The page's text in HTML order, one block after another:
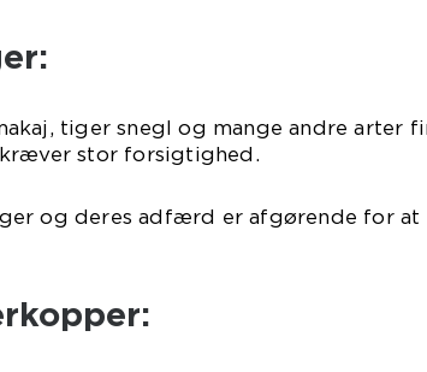
tiger snegl og mange andre arter
stor forsigtighed.
og deres adfærd er afgørende for at